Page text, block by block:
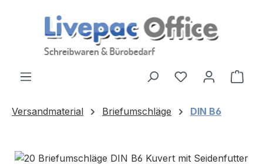
Zum Hauptinhalt springen
Versandmaterial Briefumschläge DIN B6
Bildergalerie überspringen